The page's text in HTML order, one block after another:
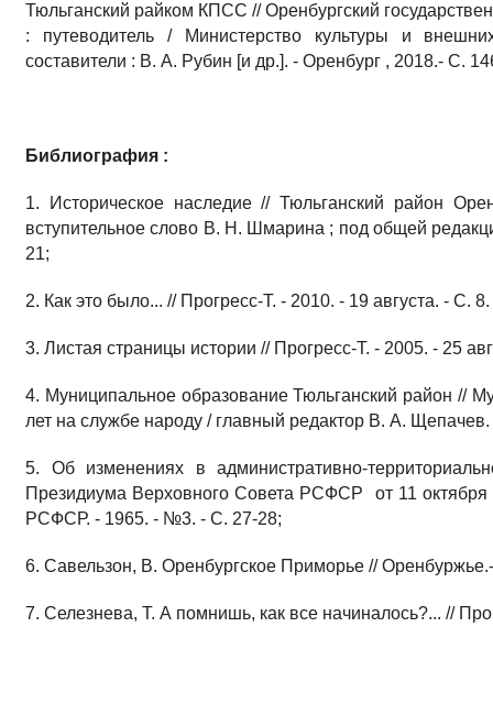
Тюльганский райком КПСС // Оренбургский
: путеводитель / Министерство культуры и
составители : В. А. Рубин [и др.]. - Оренбург , 2018.- С.
Библиография :
1. Историческое наследие // Тюльганский район
вступительное слово В. Н. Шмарина ; под общей
21;
2. Как это было... // Прогресс-Т. - 2010. - 19 августа. - С. 8.
3. Листая страницы истории // Прогресс-Т. - 2005. - 25
4. Муниципальное образование Тюльганский район //
лет на службе народу / главный редактор В. А.
5. Об изменениях в административно-
Президиума Верховного Совета РСФСР от 11
РСФСР. - 1965. - №3. - С. 27-28;
6. Савельзон, В. Оренбургское Приморье //
7. Селезнева, Т. А помнишь, как все начиналось?... //